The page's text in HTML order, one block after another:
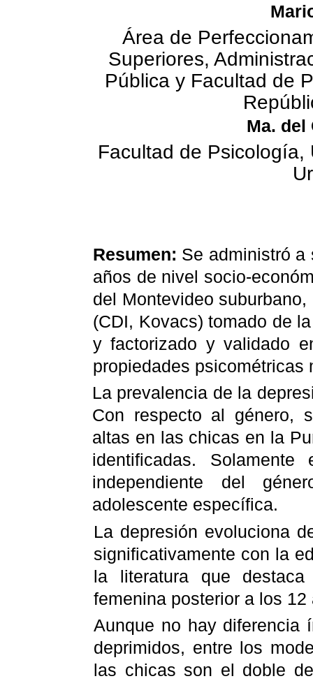
Área de
Superiores,
Pública y Facultad de
Ma. del
Facultad de
Resumen: Se administró a
años de nivel socio-
del Montevideo
(CDI, Kovacs) tomado de
y factorizado y validado
propiedades psicométricas
La prevalencia de la
Con respecto al género,
altas en las chicas en la
identificadas.
independiente del
adolescente específica.
La depresión evoluciona
significativamente con la
la literatura que
femenina posterior a los 12
Aunque no hay diferencia
deprimidos, entre los
las chicas son el doble